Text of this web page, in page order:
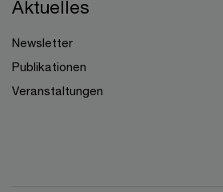
Aktuelles
Newsletter
Publikationen
Veranstaltungen